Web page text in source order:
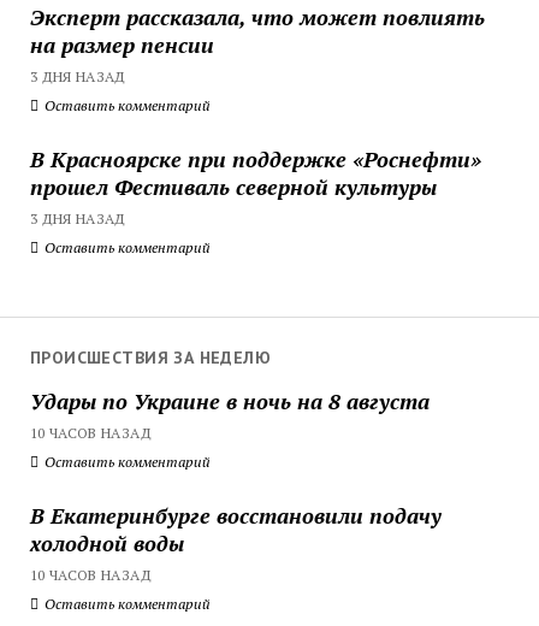
Эксперт рассказала, что может повлиять
на размер пенсии
3 ДНЯ НАЗАД
Оставить комментарий
В Красноярске при поддержке «Роснефти»
прошел Фестиваль северной культуры
3 ДНЯ НАЗАД
Оставить комментарий
ПРОИСШЕСТВИЯ ЗА НЕДЕЛЮ
Удары по Украине в ночь на 8 августа
10 ЧАСОВ НАЗАД
Оставить комментарий
В Екатеринбурге восстановили подачу
холодной воды
10 ЧАСОВ НАЗАД
Оставить комментарий